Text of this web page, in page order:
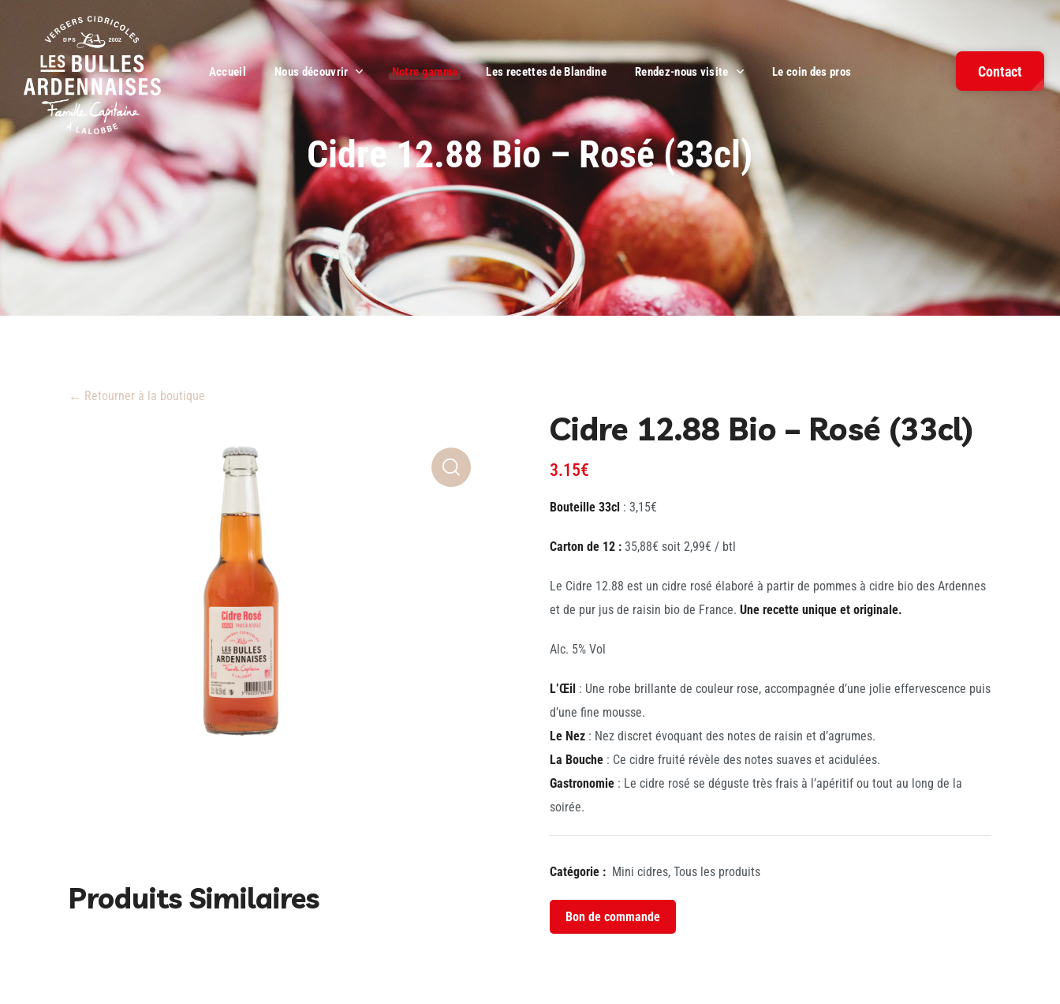
Accueil Nous découvrir Notre gamme Les recettes de Blandine Rendez-nous visite Le coin des pros Contact
Cidre 12.88 Bio – Rosé (33cl)
← Retourner à la boutique
Cidre 12.88 Bio – Rosé (33cl)
3.15€
Bouteille 33cl : 3,15€
Carton de 12 : 35,88€ soit 2,99€ / btl
Le Cidre 12.88 est un cidre rosé élaboré à partir de pommes à cidre bio des Ardennes
et de pur jus de raisin bio de France. Une recette unique et originale.
Alc. 5% Vol
L’Œil : Une robe brillante de couleur rose, accompagnée d’une jolie effervescence puis
d’une fine mousse.
Le Nez : Nez discret évoquant des notes de raisin et d’agrumes.
La Bouche : Ce cidre fruité révèle des notes suaves et acidulées.
Gastronomie : Le cidre rosé se déguste très frais à l’apéritif ou tout au long de la
soirée.
Catégorie : Mini cidres, Tous les produits
Bon de commande
Produits Similaires